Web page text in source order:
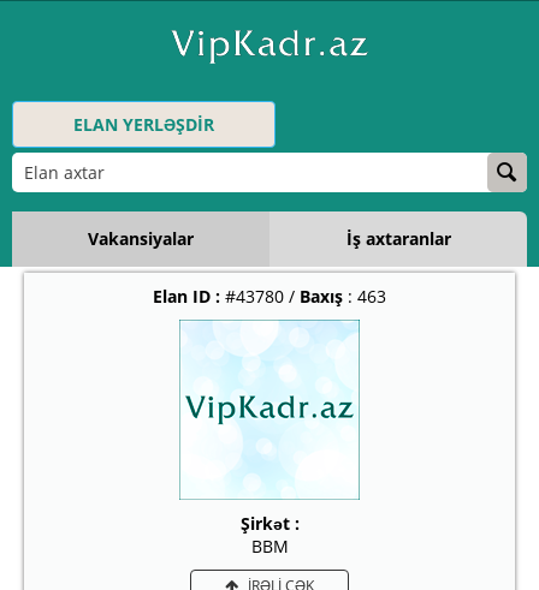
ELAN YERLƏŞDİR
Vakansiyalar İş axtaranlar
Elan ID : #43780 / Baxış : 463
Şirkət :
BBM
İRƏLİ ÇƏK